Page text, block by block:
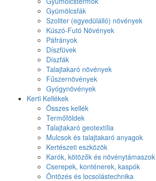
Gyümölcsfák
Szoliter (egyedülálló) növények
Kúszó-Futó Növények
Páfrányok
Díszfüvek
Díszfák
Talajtakaró növények
Fűszernövények
Gyógynövények
Kerti Kellékek
Összes kellék
Termőföldek
Talajtakaró geotextília
Mulcsok és talajtakaró anyagok
Kertészeti eszközök
Karók, kötözők és növénytámaszok
Cserepek, konténerek, kaspók
Öntözés és locsolástechnika